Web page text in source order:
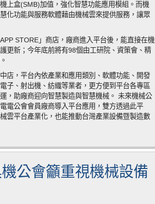
上盒(SMB)加值，強化智慧功能應用模組。而機
化功能與服務軟體藉由機械雲來提供服務，讓眾
STORE」商店，廠商進入平台後，能直接在機
更新；今年底前將有98個由工研院、資策會、精
店，平台內依產業和應用類別、軟體功能、開發
子、射出機、紡織等業者，更方便到平台各專區
，助廠商迎向智慧製造與智慧機械。 未來機械公
電公會會員廠商導入平台應用，雙方透過此平
雲平台產業化，也能推動台灣產業設備暨製造數
公會籲重視機械設備